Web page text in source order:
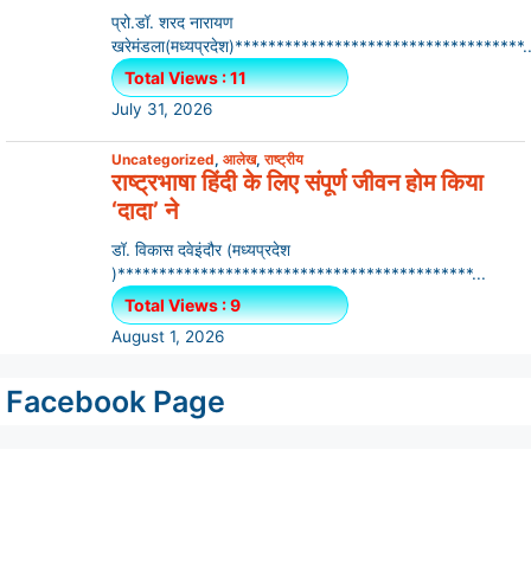
प्रो.डॉ. शरद नारायण
Total Views : 11
July 31, 2026
Uncategorized, आलेख,राष्ट्रीय
राष्ट्रभाषा हिंदी के लिए संपूर्ण जीवन होम किया
‘दादा’ ने
डॉ. विकास दवेइंदौर (मध्यप्रदेश
)*******************************************...
Total Views : 9
August 1, 2026
Facebook Page